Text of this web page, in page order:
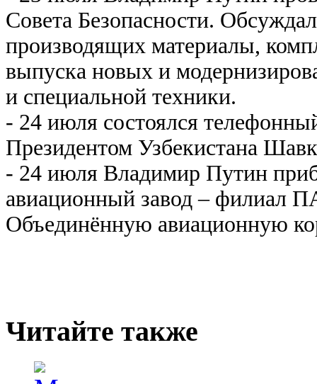
Совета Безопасности.
производящих материалы,
выпуска новых и
и специальной техники.
- 24 июля состоялся
Президентом Узбекистана
- 24 июля Владимир Путин
авиационный завод – филиал
Объединённую авиационную
Читайте также